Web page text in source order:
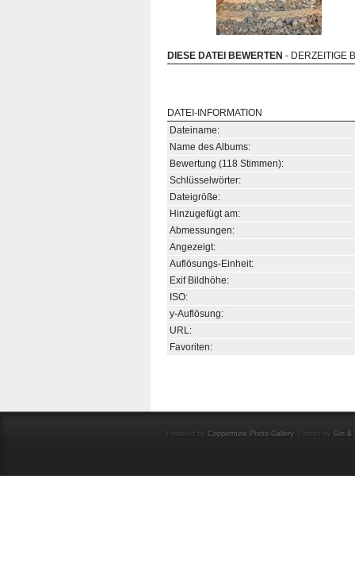
DIESE DATEI BEWERTEN - DERZEITIGE
DATEI-INFORMATION
Dateiname:
Name des Albums:
Bewertung (118 Stimmen):
Schlüsselwörter:
Dateigröße:
Hinzugefügt am:
Abmessungen:
Angezeigt:
Auflösungs-Einheit:
Exif Bildhöhe:
ISO:
y-Auflösung:
URL:
Favoriten:
Powered by Coppermine Photo Gallery. Theme by Gin &